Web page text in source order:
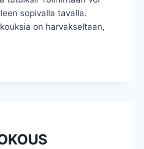
sopivalla tavalla.
on harvakseltaan,